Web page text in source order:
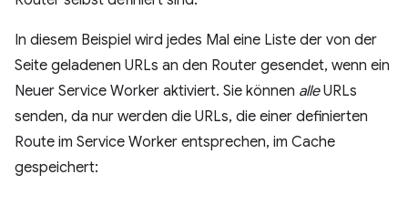
In diesem Beispiel wird jedes Mal eine Liste der von der
Seite geladenen URLs an den Router gesendet, wenn ein
Neuer Service Worker aktiviert. Sie können alleURLs
senden, da nur werden die URLs, die einer definierten
Route im Service Worker entsprechen, im Cache
gespeichert: